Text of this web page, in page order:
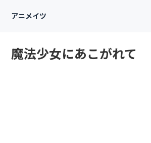
アニメイツ
魔法少女にあこがれて